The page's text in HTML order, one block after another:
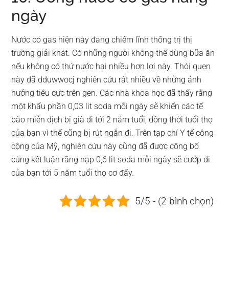
ngày
Nước có gas hiện này đang chiếm lĩnh thống trị thị
trường giải khát. Có những người không thể dùng bữa ăn
nếu không có thứ nước hại nhiều hơn lợi này. Thói quen
này đã dduwwocj nghiên cứu rất nhiều về những ảnh
hưởng tiêu cực trên gen. Các nhà khoa học đã thấy rằng
một khẩu phần 0,03 lit soda mỗi ngày sẽ khiến các tế
bào miễn dịch bị già đi tới 2 năm tuổi, đồng thời tuổi thọ
của bạn vì thế cũng bị rút ngắn đi. Trên tạp chí Y tế công
cộng của Mỹ, nghiên cứu này cũng đã được công bố
cùng kết luận rằng nạp 0,6 lit soda mỗi ngày sẽ cướp đi
của bạn tới 5 năm tuổi thọ cơ đấy.
5/5 - (2 bình chọn)